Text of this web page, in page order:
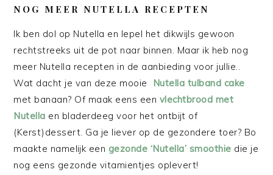
NOG MEER NUTELLA RECEPTEN
Ik ben dol op Nutella en lepel het dikwijls gewoon
rechtstreeks uit de pot naar binnen. Maar ik heb nog
meer Nutella recepten in de aanbieding voor jullie..
Wat dacht je van deze mooie Nutella tulband cake
met banaan? Of maak eens een vlechtbrood met
Nutella en bladerdeeg voor het ontbijt of
(Kerst)dessert. Ga je liever op de gezondere toer? Bo
maakte namelijk een gezonde ‘Nutella’ smoothie die je
nog eens gezonde vitamientjes oplevert!